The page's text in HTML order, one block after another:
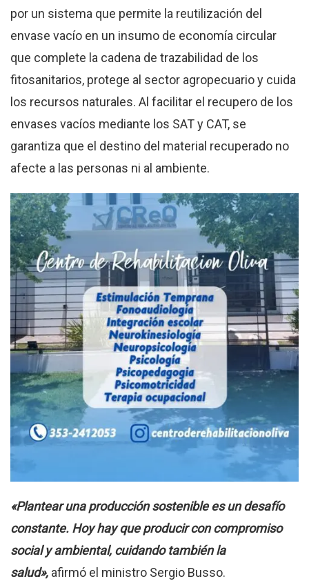
por un sistema que permite la reutilización del
envase vacío en un insumo de economía circular
que complete la cadena de trazabilidad de los
fitosanitarios, protege al sector agropecuario y cuida
los recursos naturales. Al facilitar el recupero de los
envases vacíos mediante los SAT y CAT, se
garantiza que el destino del material recuperado no
afecte a las personas ni al ambiente.
«Plantear una producción sostenible es un desafío
constante. Hoy hay que producir con compromiso
social y ambiental, cuidando también la
salud», afirmó el ministro Sergio Busso.